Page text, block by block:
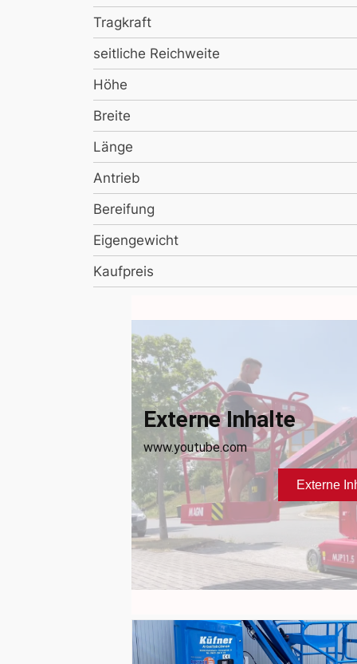
Tragkraft
seitliche Reichweite
Höhe
Breite
Länge
Antrieb
Bereifung
Eigengewicht
Kaufpreis